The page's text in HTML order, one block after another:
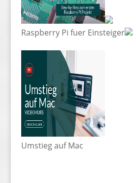
Raspberry Pi fuer Einsteiger
Umstieg auf Mac